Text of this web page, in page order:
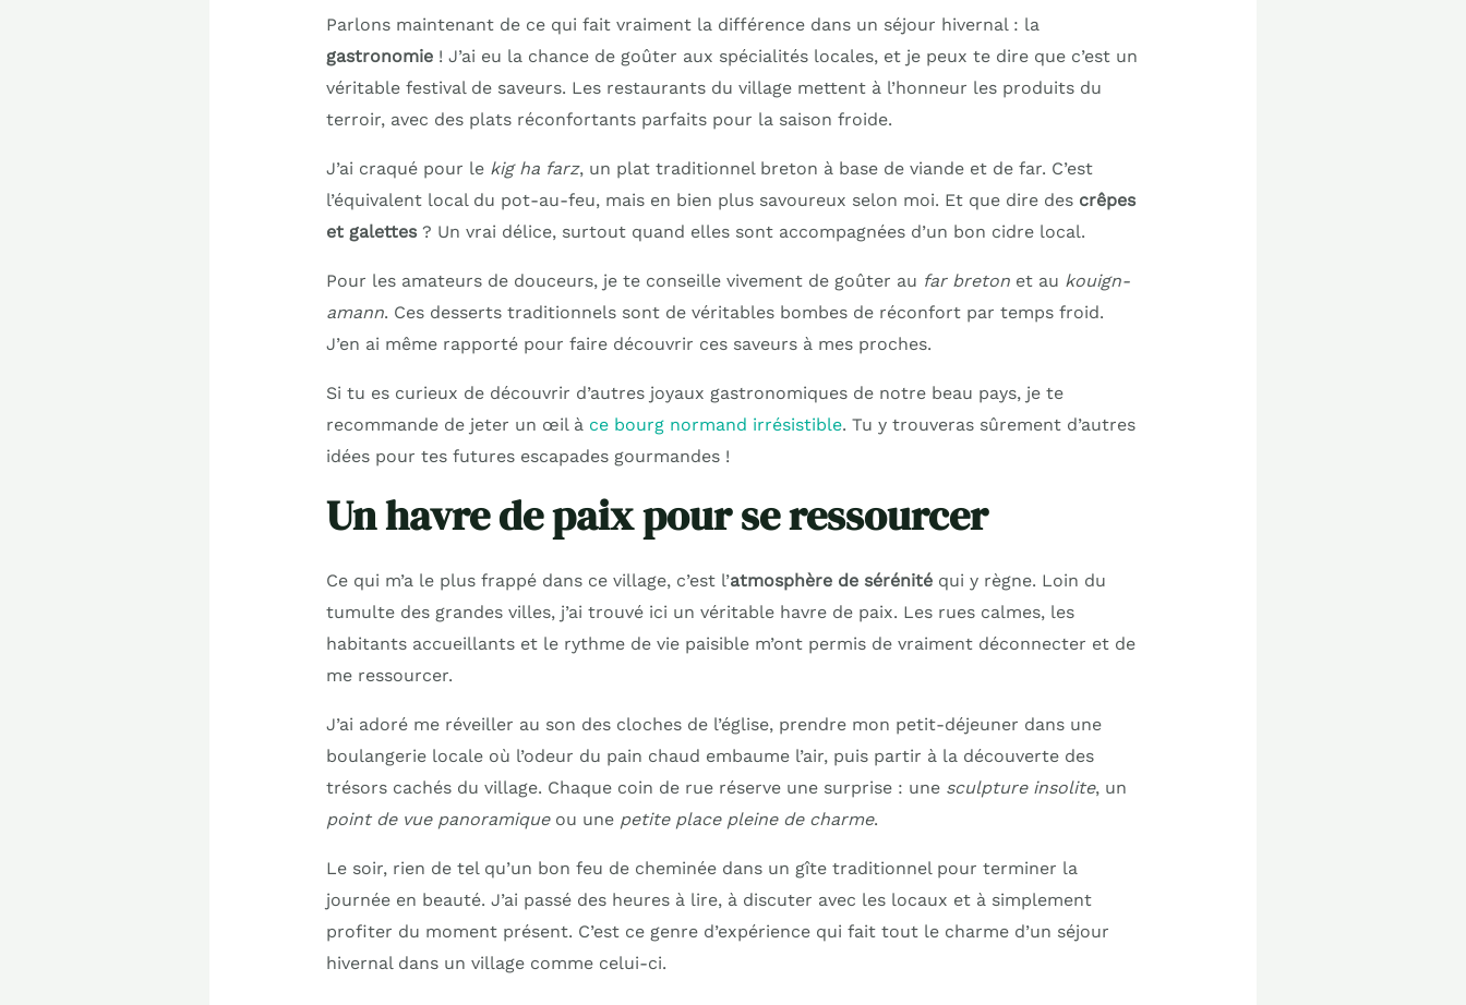
Parlons maintenant de ce qui fait vraiment la différence dans un séjour hivernal : la
gastronomie! J’ai eu la chance de goûter aux spécialités locales, et je peux te dire que c’est un
véritable festival de saveurs. Les restaurants du village mettent à l’honneur les produits du
terroir, avec des plats réconfortants parfaits pour la saison froide.
J’ai craqué pour le kig ha farz, un plat traditionnel breton à base de viande et de far. C’est
l’équivalent local du pot-au-feu, mais en bien plus savoureux selon moi. Et que dire des crêpes
et galettes? Un vrai délice, surtout quand elles sont accompagnées d’un bon cidre local.
Pour les amateurs de douceurs, je te conseille vivement de goûter au far bretonet au kouign-
amann. Ces desserts traditionnels sont de véritables bombes de réconfort par temps froid.
J’en ai même rapporté pour faire découvrir ces saveurs à mes proches.
Si tu es curieux de découvrir d’autres joyaux gastronomiques de notre beau pays, je te
recommande de jeter un œil à ce bourg normand irrésistible. Tu y trouveras sûrement d’autres
idées pour tes futures escapades gourmandes !
Un havre de paix pour se ressourcer
Ce qui m’a le plus frappé dans ce village, c’est l’atmosphère de sérénitéqui y règne. Loin du
tumulte des grandes villes, j’ai trouvé ici un véritable havre de paix. Les rues calmes, les
habitants accueillants et le rythme de vie paisible m’ont permis de vraiment déconnecter et de
me ressourcer.
J’ai adoré me réveiller au son des cloches de l’église, prendre mon petit-déjeuner dans une
boulangerie locale où l’odeur du pain chaud embaume l’air, puis partir à la découverte des
trésors cachés du village. Chaque coin de rue réserve une surprise : une sculpture insolite, un
point de vue panoramiqueou une petite place pleine de charme.
Le soir, rien de tel qu’un bon feu de cheminée dans un gîte traditionnel pour terminer la
journée en beauté. J’ai passé des heures à lire, à discuter avec les locaux et à simplement
profiter du moment présent. C’est ce genre d’expérience qui fait tout le charme d’un séjour
hivernal dans un village comme celui-ci.